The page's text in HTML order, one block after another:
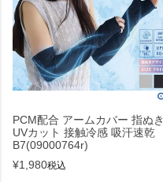
PCM配合 アームカバー 指ぬき
UVカット 接触冷感 吸汗速乾
B7(09000764r)
¥1,980税込